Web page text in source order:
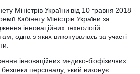
Міністрів України від 10 травня 2018
Кабінету Міністрів України за
інноваційних технологій
одна з яких виконувалась за участі
інноваційних медико-біофізичних
безпеки персоналу, який виконує